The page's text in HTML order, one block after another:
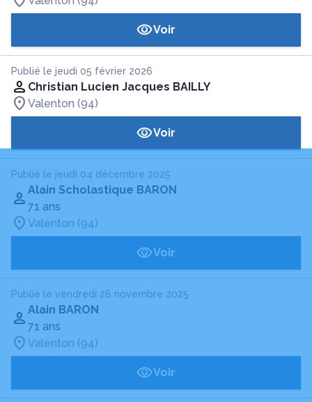
Voir
Publié le jeudi 05 février 2026
Christian Lucien Jacques BAILLY
Valenton (94)
Voir
Publié le jeudi 04 décembre 2025
Alain Scholastique BARON
71 ans
Valenton (94)
Voir
Publié le vendredi 28 novembre 2025
Alain BARON
71 ans
Valenton (94)
Voir